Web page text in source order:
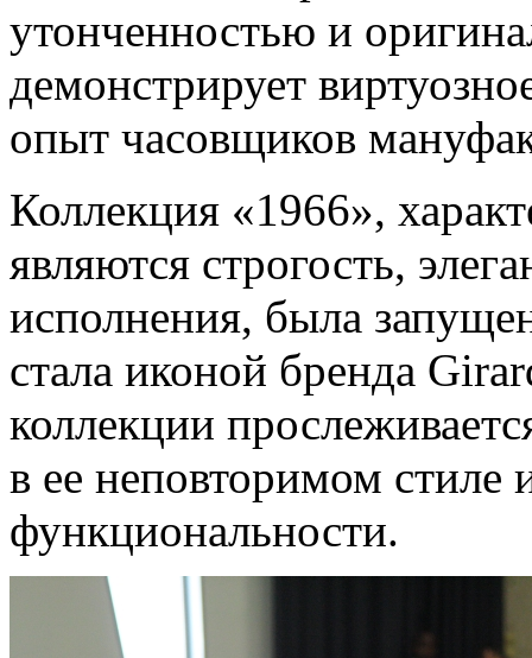
утонченностью и
демонстрирует
опыт часовщиков
Коллекция «1966»,
являются строгость,
исполнения, была
стала иконой бренда
коллекции
в ее неповторимом стиле
функциональности.